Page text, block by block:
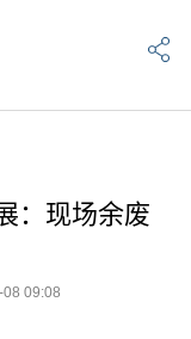
：现场余废
09:08